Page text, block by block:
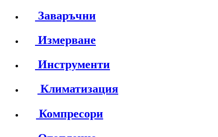
Заваръчни
Измерване
Инструменти
Климатизация
Компресори